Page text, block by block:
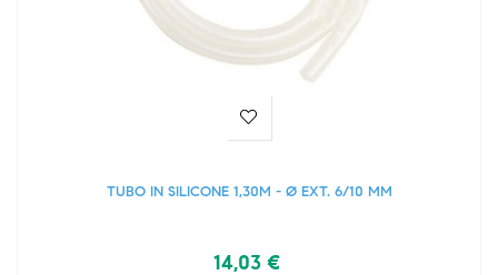
TUBO IN SILICONE 1,30M - Ø EXT. 6/10 MM
14,03 €